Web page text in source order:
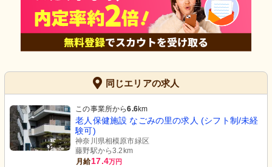
同じエリアの求人
この事業所から6.6km
老人保健施設 なごみの里の求人 (シフト制/未経
験可)
神奈川県相模原市緑区
藤野駅から3.2km
月給17.4万円